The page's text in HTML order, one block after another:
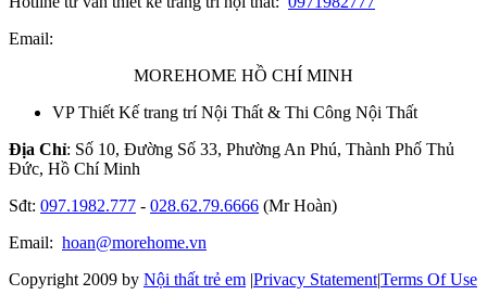
Email:
MOREHOME HỒ CHÍ MINH
VP Thiết Kế trang trí Nội Thất & Thi Công Nội Thất
Địa Chỉ: Số 10, Đường Số 33, Phường An Phú, Thành Phố Thủ
Đức, Hồ Chí Minh
Sđt: 097.1982.777 - 028.62.79.6666 (Mr Hoàn)
Email: hoan@morehome.vn
Copyright 2009 by Nội thất trẻ em |Privacy Statement|Terms Of Use